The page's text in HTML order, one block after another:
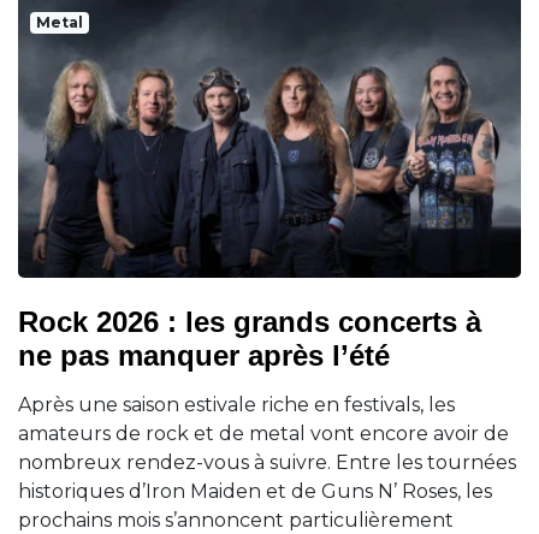
Metal
Rock 2026 : les grands concerts à
ne pas manquer après l’été
Après une saison estivale riche en festivals, les
amateurs de rock et de metal vont encore avoir de
nombreux rendez-vous à suivre. Entre les tournées
historiques d’Iron Maiden et de Guns N’ Roses, les
prochains mois s’annoncent particulièrement